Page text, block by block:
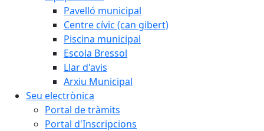
Pavelló municipal
Centre cívic (can gibert)
Piscina municipal
Escola Bressol
Llar d'avis
Arxiu Municipal
Seu electrònica
Portal de tràmits
Portal d'Inscripcions